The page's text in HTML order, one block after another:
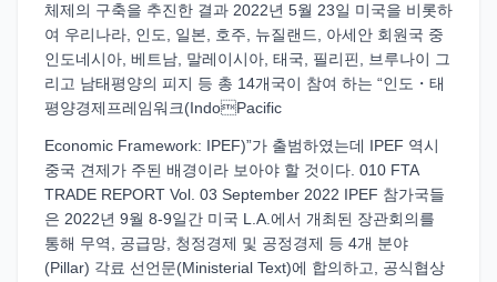
체제의 구축을 추진한 결과 2022년 5월 23일 미국을 비롯하
여 우리나라, 인도, 일본, 호주, 뉴질랜드, 아세안 회원국 중
인도네시아, 베트남, 말레이시아, 태국, 필리핀, 브루나이 그
리고 남태평양의 피지 등 총 14개국이 참여 하는 “인도・태
평양경제프레임워크(IndoPacific
Economic Framework: IPEF)”가 출범하였는데 IPEF 역시
중국 견제가 주된 배경이라 보아야 할 것이다. 010 FTA
TRADE REPORT Vol. 03 September 2022 IPEF 참가국들
은 2022년 9월 8-9일간 미국 L.A.에서 개최된 장관회의를
통해 무역, 공급망, 청정경제 및 공정경제 등 4개 분야
(Pillar) 각료 선언문(Ministerial Text)에 합의하고, 공식협상